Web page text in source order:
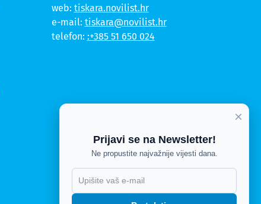
web: tiskara.novilist.hr
e-mail: tiskara@novilist.hr
telefon: :+385 51 650 024
×
Prijavi se na Newsletter!
Ne propustite najvažnije vijesti dana.